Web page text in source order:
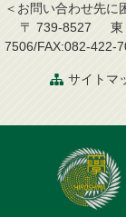
＜お問い合わせ先に
〒739-8527 東
7506/FAX:082-422-
サイトマ